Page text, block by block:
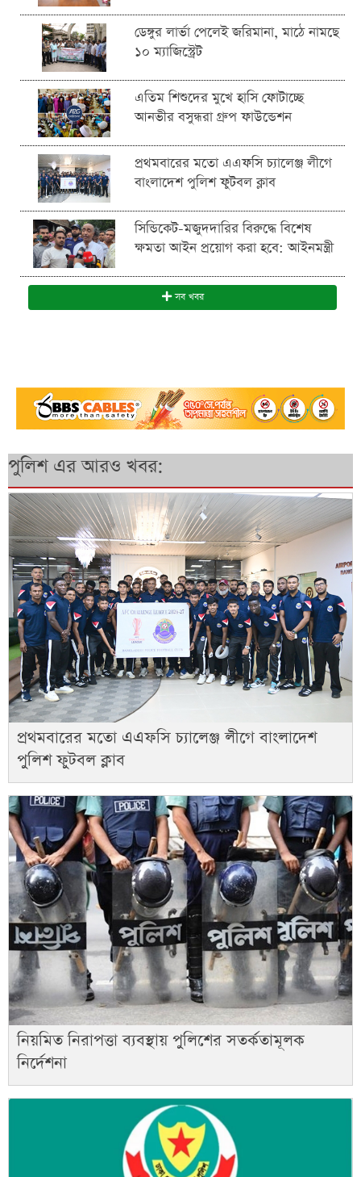
ডেঙ্গুর লার্ভা পেলেই জরিমানা, মাঠে নামছে
১০ ম্যাজিস্ট্রেট
এতিম শিশুদের মুখে হাসি ফোটাচ্ছে
আনভীর বসুন্ধরা গ্রুপ ফাউন্ডেশন
প্রথমবারের মতো এএফসি চ্যালেঞ্জ লীগে
বাংলাদেশ পুলিশ ফুটবল ক্লাব
সিন্ডিকেট-মজুদদারির বিরুদ্ধে বিশেষ
ক্ষমতা আইন প্রয়োগ করা হবে: আইনমন্ত্রী
সব খবর
পুলিশ এর আরও খবর:
প্রথমবারের মতো এএফসি চ্যালেঞ্জ লীগে বাংলাদেশ
পুলিশ ফুটবল ক্লাব
নিয়মিত নিরাপত্তা ব্যবস্থায় পুলিশের সতর্কতামূলক
নির্দেশনা